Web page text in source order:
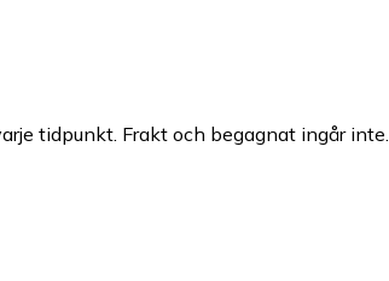
tidpunkt. Frakt och begagnat ingår inte.